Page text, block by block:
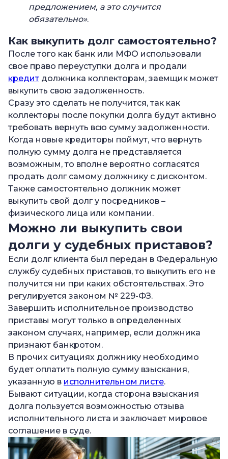
предложением, а это случится
обязательно».
Как выкупить долг самостоятельно?
После того как банк или МФО использовали
свое право переуступки долга и продали
кредит должника коллекторам, заемщик может
выкупить свою задолженность.
Сразу это сделать не получится, так как
коллекторы после покупки долга будут активно
требовать вернуть всю сумму задолженности.
Когда новые кредиторы поймут, что вернуть
полную сумму долга не представляется
возможным, то вполне вероятно согласятся
продать долг самому должнику с дисконтом.
Также самостоятельно должник может
выкупить свой долг у посредников –
физического лица или компании.
Можно ли выкупить свои
долги у судебных приставов?
Если долг клиента был передан в Федеральную
службу судебных приставов, то выкупить его не
получится ни при каких обстоятельствах. Это
регулируется законом № 229-ФЗ.
Завершить исполнительное производство
приставы могут только в определенных
законом случаях, например, если должника
признают банкротом.
В прочих ситуациях должнику необходимо
будет оплатить полную сумму взыскания,
указанную в исполнительном листе.
Бывают ситуации, когда сторона взыскания
долга пользуется возможностью отзыва
исполнительного листа и заключает мировое
соглашение в суде.